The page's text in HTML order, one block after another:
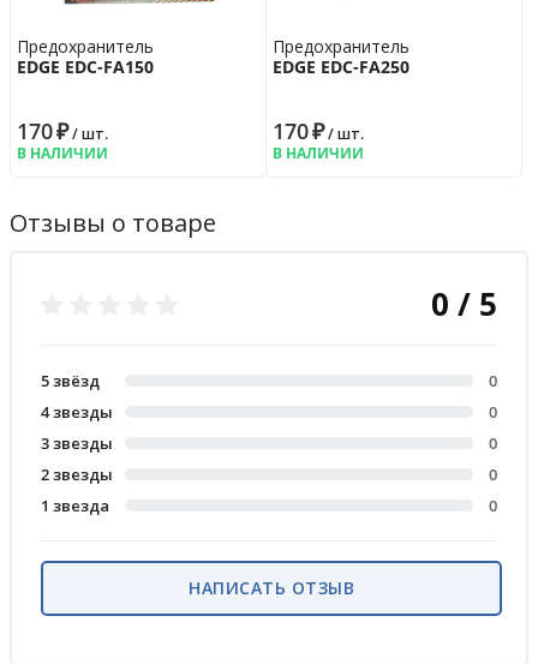
Предохранитель
EDGE EDC-FA150
170₽/ шт.
В НАЛИЧИИ
Предохранитель
EDGE EDC-FA250
170₽/ шт.
В НАЛИЧИИ
Отзывы о товаре
0 / 5
5 звёзд
0
4 звезды
0
3 звезды
0
2 звезды
0
1 звезда
0
НАПИСАТЬ ОТЗЫВ